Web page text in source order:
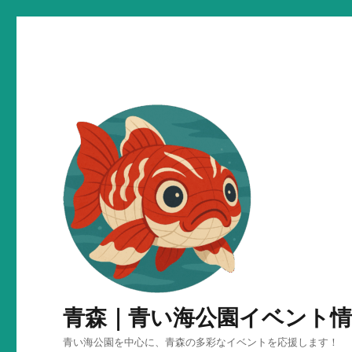
青森｜青い海公園イベント
青い海公園を中心に、青森の多彩なイベントを応援します！